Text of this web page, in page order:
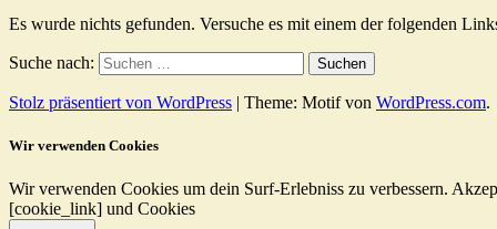
Es wurde nichts gefunden. Versuche es mit einem der folgenden
Suche nach:
Stolz präsentiert von WordPress | Theme: Motif von WordPress.com.
Wir verwenden Cookies
Wir verwenden Cookies um dein Surf-Erlebniss zu verbessern.
[cookie_link] und Cookies